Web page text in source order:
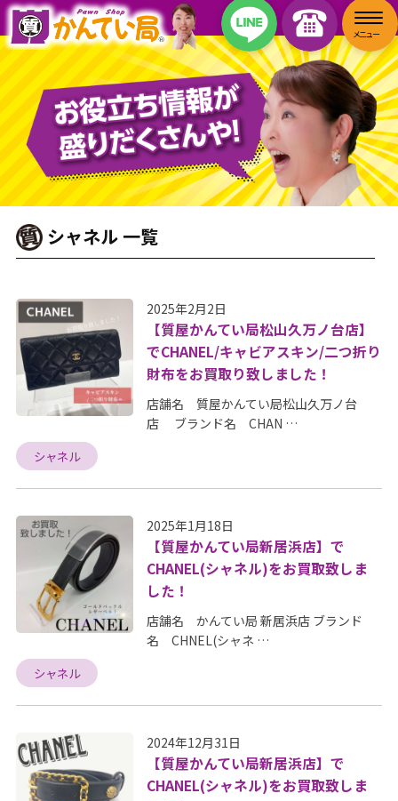
シャネル 一覧
2025年2月2日
【質屋かんてい局松山久万ノ台店】
でCHANEL/キャビアスキン/二つ折り
財布をお買取り致しました！
店舗名 質屋かんてい局松山久万ノ台
店 ブランド名 CHAN …
シャネル
2025年1月18日
【質屋かんてい局新居浜店】で
CHANEL(シャネル)をお買取致しま
した！
店舗名 かんてい局 新居浜店 ブランド
名 CHNEL(シャネ …
シャネル
2024年12月31日
【質屋かんてい局新居浜店】で
CHANEL(シャネル)をお買取致しま